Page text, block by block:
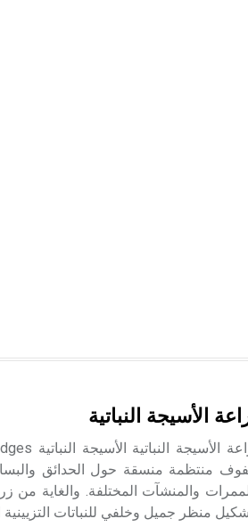
الأسيجة النباتية
منتظمة منسقة حول الحدائق
والمنشآت المختلفة. والغاية من
منظر جميل وخلفي للنباتات التزيينية